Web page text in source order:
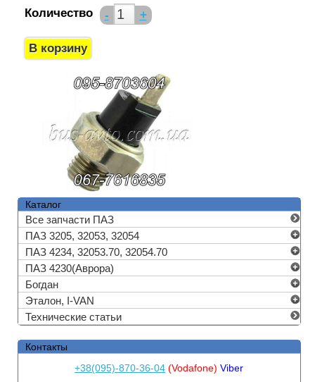
Количество - +
Каталог
Все запчасти ПАЗ
ПАЗ 3205, 32053, 32054
ПАЗ 4234, 32053.70, 32054.70
ПАЗ 4230(Аврора)
Богдан
Эталон, I-VAN
Технические статьи
Контакты
+38(095)-870-36-04 (Vodafone)Viber